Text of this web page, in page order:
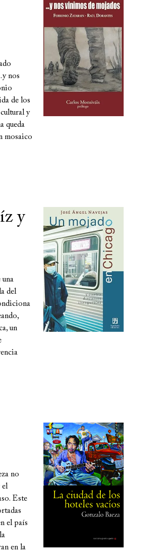
nos
de los
y
queda
mosaico
y
una
del
un
no
el
Este
el país
en la